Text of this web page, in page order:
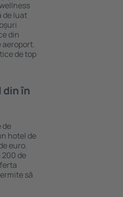
de luat
din
aeroport.
de top
din în
de
hotel de
euro.
de
să